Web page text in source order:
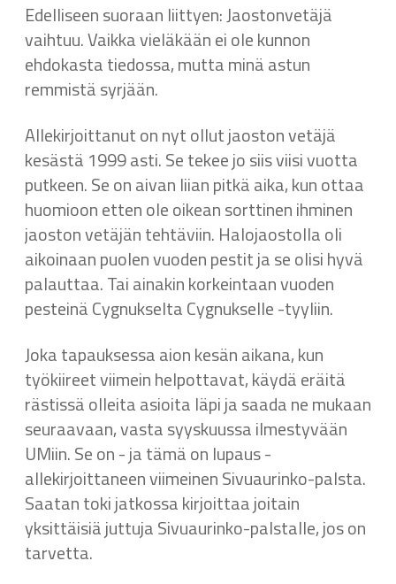
Edelliseen suoraan liittyen: Jaostonvetäjä
vaihtuu. Vaikka vieläkään ei ole kunnon
ehdokasta tiedossa, mutta minä astun
remmistä syrjään.
Allekirjoittanut on nyt ollut jaoston vetäjä
kesästä 1999 asti. Se tekee jo siis viisi vuotta
putkeen. Se on aivan liian pitkä aika, kun ottaa
huomioon etten ole oikean sorttinen ihminen
jaoston vetäjän tehtäviin. Halojaostolla oli
aikoinaan puolen vuoden pestit ja se olisi hyvä
palauttaa. Tai ainakin korkeintaan vuoden
pesteinä Cygnukselta Cygnukselle -tyyliin.
Joka tapauksessa aion kesän aikana, kun
työkiireet viimein helpottavat, käydä eräitä
rästissä olleita asioita läpi ja saada ne mukaan
seuraavaan, vasta syyskuussa ilmestyvään
UMiin. Se on - ja tämä on lupaus -
allekirjoittaneen viimeinen Sivuaurinko-palsta.
Saatan toki jatkossa kirjoittaa joitain
yksittäisiä juttuja Sivuaurinko-palstalle, jos on
tarvetta.